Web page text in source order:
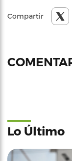
Compartir
Lo Último